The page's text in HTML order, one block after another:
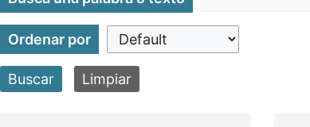
Ordenar por
Buscar Limpiar